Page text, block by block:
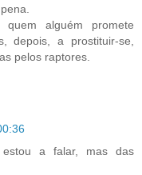
alguém promete
depois, a prostituir-se,
pelos raptores.
a falar, mas das